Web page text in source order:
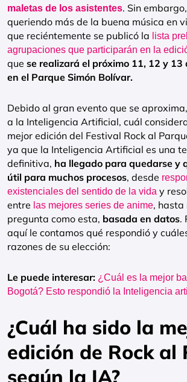
maletas de los asistentes. Sin
queriendo más de la buena música en
que reciéntemente se publicó la lista
agrupaciones que participarán en la
que se realizará el próximo 11, 12 y 13
en el Parque Simón Bolívar.
Debido al gran evento que se
a la Inteligencia Artificial, cuál
mejor edición del Festival Rock al
ya que la Inteligencia Artificial es una
definitiva, ha llegado para quedarse y
útil para muchos procesos, desde
existenciales del sentido de la vida y
entre las mejores series de anime, hasta
pregunta como esta, basada en datos.
aquí le contamos qué respondió y
razones de su elección:
Le puede interesar: ¿Cuál es la mejor
Bogotá? Esto respondió la Inteligencia
¿Cuál ha sido la
edición de Rock al
según la IA?